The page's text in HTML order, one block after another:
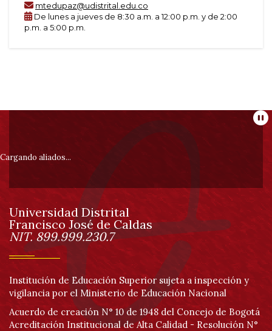
mtedupaz@udistrital.edu.co
De lunes a jueves de 8:30 a.m. a 12:00 p.m. y de 2:00
p.m. a 5:00 p.m.
Información
pie
de
página
Cargando aliados...
Información
Universidad Distrital
Francisco José de Caldas
NIT. 899.999.230.7
Institución de Educación Superior sujeta a inspección y
vigilancia por el Ministerio de Educación Nacional
Acuerdo de creación N° 10 de 1948 del Concejo de Bogotá
Acreditación Institucional de Alta Calidad - Resolución N°